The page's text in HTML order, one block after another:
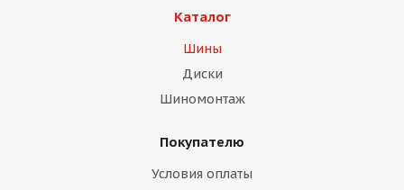
Каталог
Шины
Диски
Шиномонтаж
Покупателю
Условия оплаты